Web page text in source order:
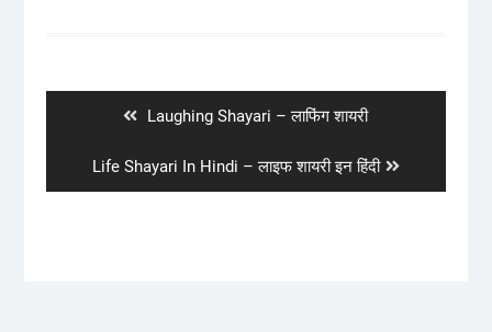
Previous
Laughing Shayari – लाफिंग शायरी
Next
post:
Life Shayari In Hindi – लाइफ शायरी इन हिंदी